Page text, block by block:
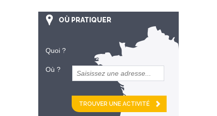
OÙ PRATIQUER
Quoi ?
Où ?
et